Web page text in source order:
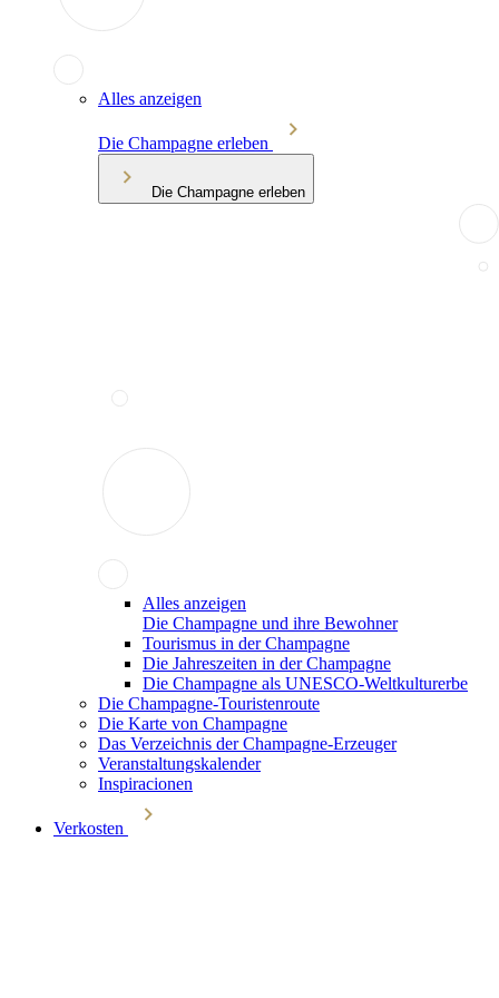
Alles anzeigen
Die Champagne erleben
Die Champagne erleben
Alles anzeigen
Die Champagne und ihre Bewohner
Tourismus in der Champagne
Die Jahreszeiten in der Champagne
Die Champagne als UNESCO-Weltkulturerbe
Die Champagne-Touristenroute
Die Karte von Champagne
Das Verzeichnis der Champagne-Erzeuger
Veranstaltungskalender
Inspiracionen
Verkosten